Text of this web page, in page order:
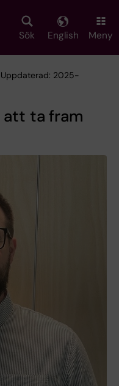
Sök English Meny
2025-
att ta fram